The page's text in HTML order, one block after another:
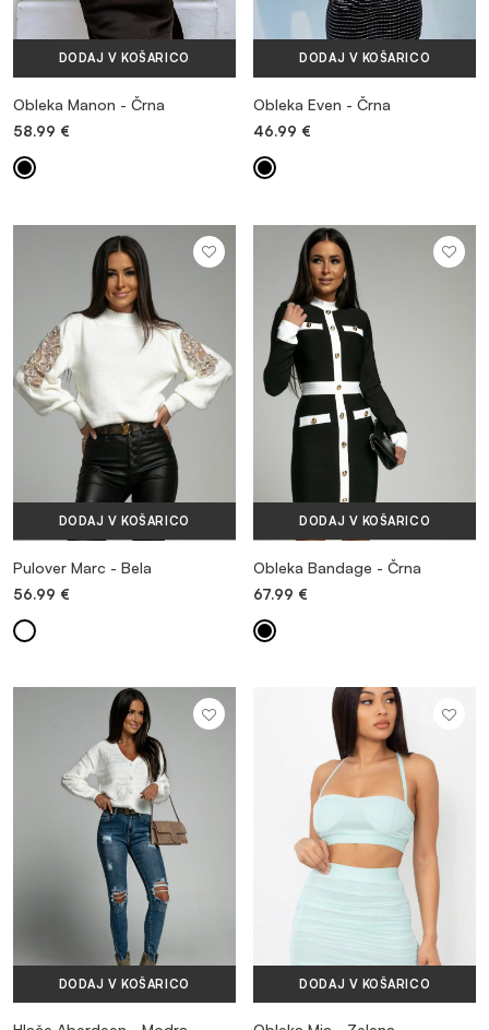
DODAJ V KOŠARICO
Obleka Manon - Črna
58.99 €
DODAJ V KOŠARICO
Obleka Even - Črna
46.99 €
DODAJ V KOŠARICO
Pulover Marc - Bela
56.99 €
DODAJ V KOŠARICO
Obleka Bandage - Črna
67.99 €
DODAJ V KOŠARICO DODAJ V KOŠARICO